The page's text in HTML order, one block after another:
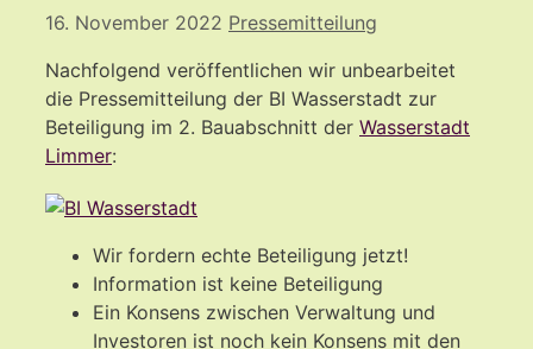
16. November 2022 Pressemitteilung
Nachfolgend veröffentlichen wir unbearbeitet
die Pressemitteilung der BI Wasserstadt zur
Beteiligung im 2. Bauabschnitt der Wasserstadt
Limmer:
Wir fordern echte Beteiligung jetzt!
Information ist keine Beteiligung
Ein Konsens zwischen Verwaltung und
Investoren ist noch kein Konsens mit den